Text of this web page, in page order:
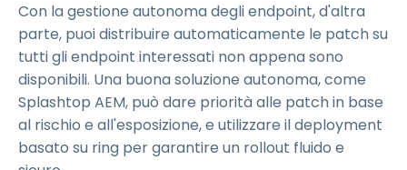
Con la gestione autonoma degli endpoint, d'altra
parte, puoi distribuire automaticamente le patch su
tutti gli endpoint interessati non appena sono
disponibili. Una buona soluzione autonoma, come
Splashtop AEM, può dare priorità alle patch in base
al rischio e all'esposizione, e utilizzare il deployment
basato su ring per garantire un rollout fluido e